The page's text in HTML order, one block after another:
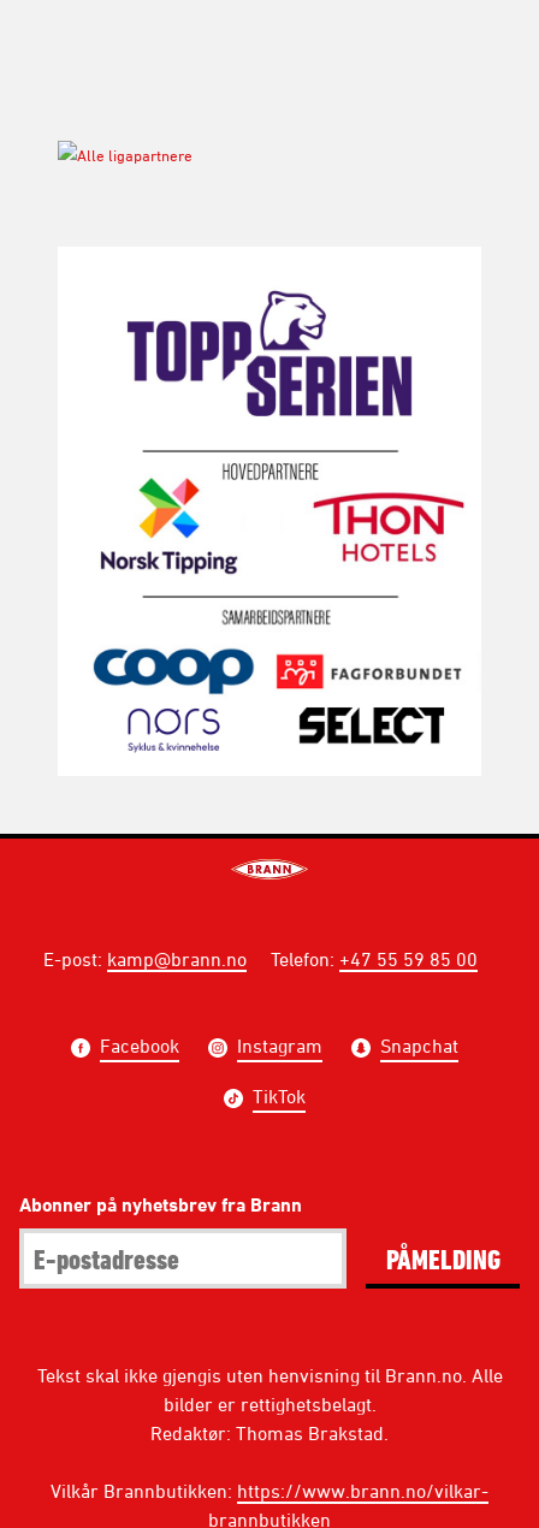
E-post: kamp@brann.no Telefon: +47 55 59 85 00
Facebook Instagram Snapchat
TikTok
Abonner på nyhetsbrev fra Brann
PÅMELDING
Tekst skal ikke gjengis uten henvisning til Brann.no. Alle
bilder er rettighetsbelagt.
Redaktør: Thomas Brakstad.
Vilkår Brannbutikken: https://www.brann.no/vilkar-
brannbutikken